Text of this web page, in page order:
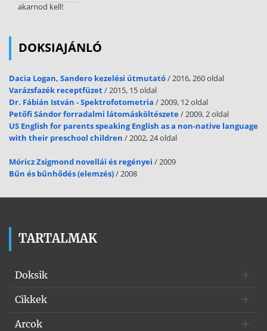
akarnod kell!
DOKSIAJÁNLÓ
Dacia Logan, Sandero kezelési útmutató/ 2016, 260 oldal
Varázsfazék receptfüzet/ 2015, 15 oldal
Dr. Fábián István - Spektrofotometria / 2009, 12 oldal
Petőfi Sándor forradalmi látomásköltészete/ 2009, 2 oldal
US English for parents speaking English as a non-native language
with their preschool children / 2002, 24 oldal
Móricz Zsigmond novellái és regényei / 2009
Bűn és bűnhődés (elemzés)/ 2008
TARTALMAK
Doksik
Cikkek
Arcok